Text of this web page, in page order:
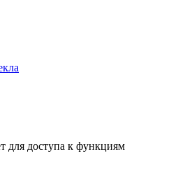
для доступа к функциям